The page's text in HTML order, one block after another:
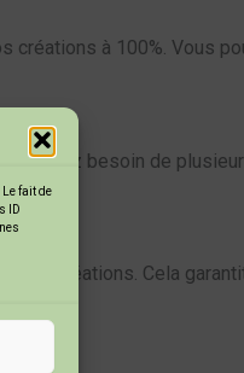
fait de
ID
créations à 100%. Vous
avez besoin de
vos créations. Cela